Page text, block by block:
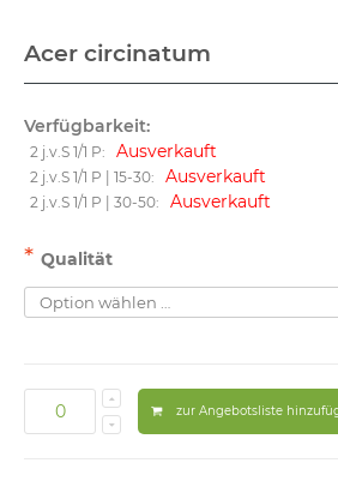
Acer circinatum
Verfügbarkeit:
2 j.v.S 1/1 P: Ausverkauft
2 j.v.S 1/1 P | 15-30: Ausverkauft
2 j.v.S 1/1 P | 30-50: Ausverkauft
* Qualität
zur Angebotsliste